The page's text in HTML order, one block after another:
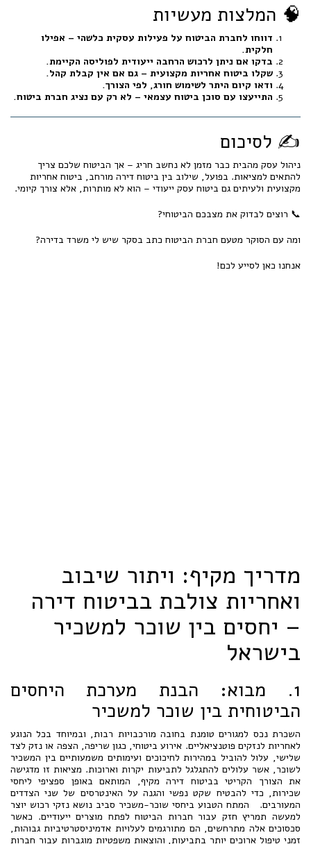
🧠 המלצות מעשיות
דווחו לחברת הביטוח על פעילות עסקית כלשהי – אפילו
חלקית.
בדקו אם ניתן לרכוש הרחבה ייעודית לפוליסה הקיימת.
שקלו ביטוח אחריות מקצועית – גם אם אין קבלת קהל.
ודאו קיום היתר לשימוש חורג, לפי הצורך.
התייעצו עם סוכן ביטוח עצמאי – לא רק עם נציג חברת ביטוח.
✍️ לסיכום
ניהול עסק מהבית כבר מזמן לא נחשב חריג – אך הביטוח שלכם צריך
להתאים למציאות. בפועל, שילוב בין ביטוח דירה מורחב, ביטוח אחריות
מקצועית ולעיתים גם ביטוח עסק ייעודי – הוא לא מותרות, אלא צורך קיומי.
📞 רוצים לבדוק את מצבכם הביטוחי?
ומה עם הסוקר מטעם חברת הביטוח כתב בסקר שיש לי משרד בדירה?
אנחנו כאן לסייע לכם!
מדריך מקיף: ויתור שיבוב
ואחריות צולבת בביטוח דירה
– יחסים בין שוכר למשכיר
בישראל
1. מבוא: הבנת מערכת היחסים
הביטוחית בין שוכר למשכיר
השכרת נכס למגורים טומנת בחובה מורכבויות רבות, ובמיוחד בכל הנוגע
לאחריות לנזקים פוטנציאליים. אירוע ביטוחי, כגון שריפה, הצפה או נזק לצד
שלישי, עלול להוביל במהירות לחיכוכים ועימותים משמעותיים בין המשכיר
לשוכר, אשר עלולים להתגלגל לתביעות יקרות וארוכות. מציאות זו מדגישה
את הצורך הקריטי בביטוח דירה מקיף, המותאם באופן ספציפי ליחסי
שכירות, כדי להבטיח שקט נפשי והגנה על האינטרסים של שני הצדדים
המעורבים. המתח הטבוע ביחסי שוכר-משכיר סביב נושא נזקי רכוש יוצר
למעשה תמריץ חזק עבור חברות הביטוח לפתח מוצרים ייעודיים. כאשר
סכסוכים אלה מתרחשים, הם מתורגמים לעלויות אדמיניסטרטיביות גבוהות,
זמני טיפול ארוכים יותר בתביעות, והוצאות משפטיות מוגברות עבור חברות